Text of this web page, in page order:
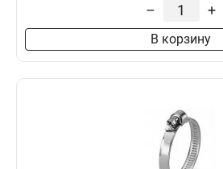
– +
В корзину